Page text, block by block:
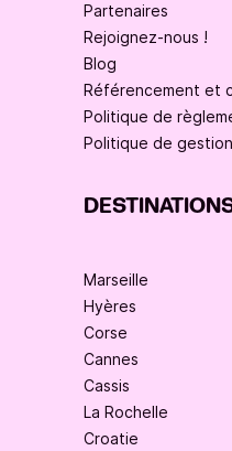
Partenaires
Rejoignez-nous !
Blog
Référencement et
Politique de
Politique de
Marseille
Hyères
Corse
Cannes
Cassis
La Rochelle
Croatie